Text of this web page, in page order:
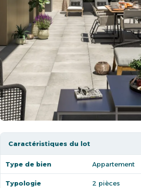
Caractéristiques du lot
Type de bien Appartement
Typologie 2 pièces